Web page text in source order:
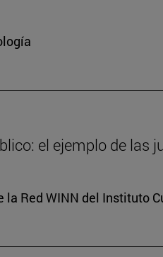
el ejemplo de las
Red WINN del Instituto